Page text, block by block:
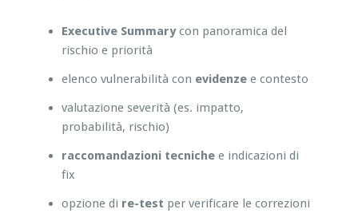
Executive Summarycon panoramica del
rischio e priorità
elenco vulnerabilità con evidenzee contesto
valutazione severità (es. impatto,
probabilità, rischio)
raccomandazioni tecnichee indicazioni di
fix
opzione di re-test per verificare le correzioni